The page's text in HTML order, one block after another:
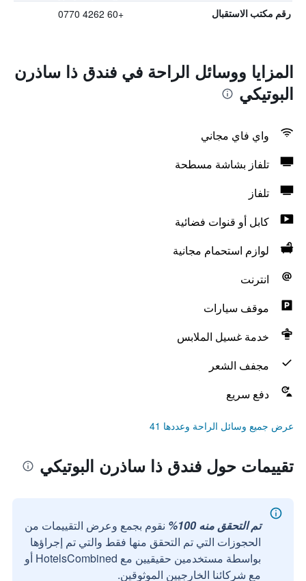
رقم مكتب الاستقبال +60 4262 0770
المزايا ووسائل الراحة في فندق ذا ساذرن
البوتيكي
واي فاي مجاني
تلفاز بشاشة مسطحة
تلفاز
كابل أو قنوات فضائية
لوازم استحمام مجانية
انترنت
موقف سيارات
خدمة غسيل الملابس
مجفف الشعر
دفع سريع
عرض جميع وسائل الراحة وعددها 41
تقييمات حول فندق ذا ساذرن البوتيكي
تم التحقق منه 100%
نقوم بجمع وعرض التقييمات من
الحجوزات التي تم التحقق منها فقط والتي تم إجراؤها
بواسطة مستخدمين حقيقيين مع HotelsCombined أو
مع شركائنا الخارجيين الموثوقين.